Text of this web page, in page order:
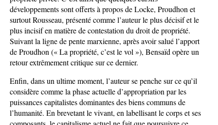
développements sont offerts à propos de Locke, Proudhon et
surtout Rousseau, présenté comme l’auteur le plus décisif et le
plus incisif en matière de contestation du droit de propriété.
Suivant la ligne de pente marxienne, après avoir salué l’apport
de Proudhon (« La propriété, c’est le vol »), Bensaïd opère un
retour extrêmement critique sur ce dernier.
Enfin, dans un ultime moment, l’auteur se penche sur ce qu’il
considère comme la phase actuelle d’appropriation par les
puissances capitalistes dominantes des biens communs de
l’humanité. En brevetant le vivant, en labellisant le corps et ses